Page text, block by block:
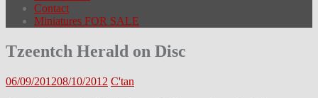
Contact
Miniatures FOR SALE
Tzeentch Herald on Disc
06/09/201208/10/2012 C'tan